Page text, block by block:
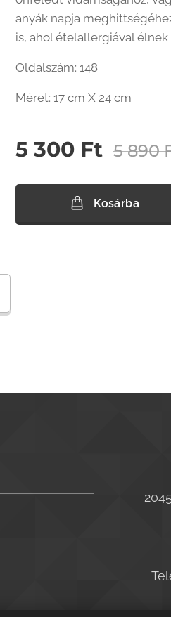
anyák napja
is, ahol ételallergiával
Oldalszám: 148
Méret: 17 cm X 24 cm
5 300 Ft 5 890
Kosárba